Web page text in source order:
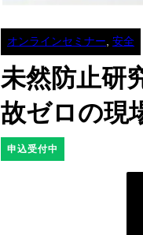
オンラインセミナー 安全
未然防止研
故ゼロの現
申込受付中